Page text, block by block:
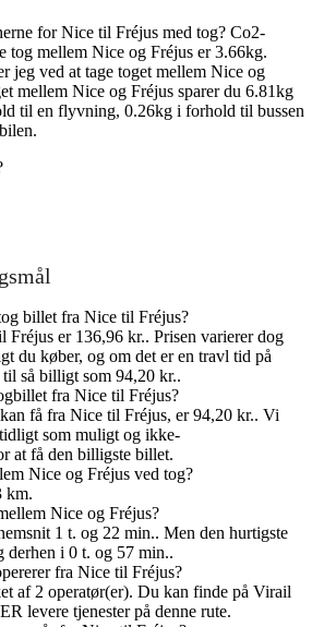
for Nice til Fréjus med tog? Co2-
tog mellem Nice og Fréjus er 3.66kg.
jeg ved at tage toget mellem Nice og
mellem Nice og Fréjus sparer du 6.81kg
til en flyvning, 0.26kg i forhold til bussen
billet fra Nice til Fréjus?
er 136,96 kr.. Prisen varierer dog
du køber, og om det er en travl tid på
så billigt som 94,20 kr..
fra Nice til Fréjus?
få fra Nice til Fréjus, er 94,20 kr.. Vi
som muligt og ikke-
at få den billigste billet.
Nice og Fréjus ved tog?
km.
Nice og Fréjus?
1 t. og 22 min.. Men den hurtigste
i 0 t. og 57 min..
fra Nice til Fréjus?
af 2 operatør(er). Du kan finde på Virail
levere tjenester på denne rute.